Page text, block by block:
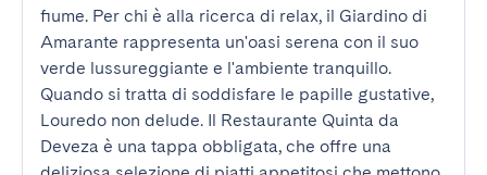
fiume. Per chi è alla ricerca di relax, il Giardino di
Amarante rappresenta un'oasi serena con il suo
verde lussureggiante e l'ambiente tranquillo.
Quando si tratta di soddisfare le papille gustative,
Louredo non delude. Il Restaurante Quinta da
Deveza è una tappa obbligata, che offre una